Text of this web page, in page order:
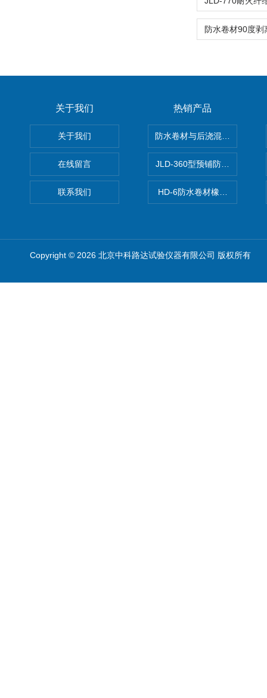
关于我们
关于我们
在线留言
联系我们
热销产品
防水卷材与后浇混凝土剥离强
JLD-360型预铺防水卷材抗冲
HD-6防水卷材橡胶测厚仪
Copyright © 2026 北京中科路达试验仪器有限公司 版权所有